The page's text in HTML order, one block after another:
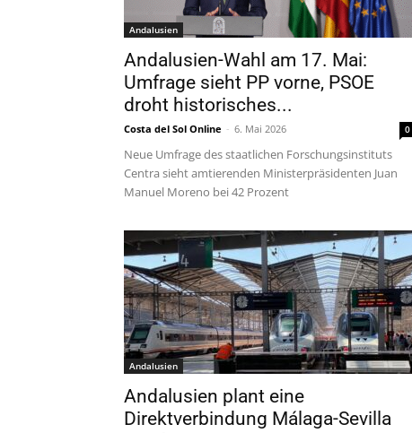
Andalusien
Andalusien-Wahl am 17. Mai:
Umfrage sieht PP vorne, PSOE
droht historisches...
Costa del Sol Online - 6. Mai 2026 0
Neue Umfrage des staatlichen Forschungsinstituts
Centra sieht amtierenden Ministerpräsidenten Juan
Manuel Moreno bei 42 Prozent
Andalusien
Andalusien plant eine
Direktverbindung Málaga-Sevilla